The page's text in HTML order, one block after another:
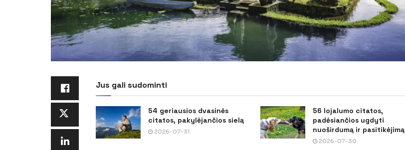
Jus gali sudominti
54 geriausios dvasinės
citatos, pakylėjančios sielą
2026-07-31
56 lojalumo citatos,
padėsiančios ugdyti
nuoširdumą ir pasitikėjimą
2026-07-30